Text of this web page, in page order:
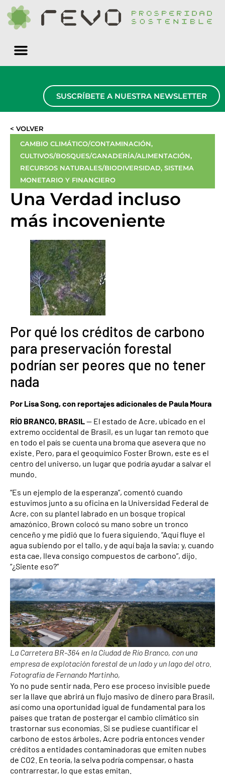
SUSCRÍBETE A NUESTRA NEWSLETTER
< VOLVER
CAMBIO CLIMÁTICO/CONTAMINACIÓN,
CULTIVOS/BOSQUES/GANADERÍA/ALIMENTACIÓN,
RECURSOS NATURALES/BIODIVERSIDAD, SISTEMA
MONETARIO Y FINANCIERO
Una Verdad incluso
más incoveniente
Por qué los créditos de carbono
para preservación forestal
podrían ser peores que no tener
nada
Por Lisa Song, con reportajes adicionales de Paula Moura
RÍO BRANCO, BRASIL— El estado de Acre, ubicado en el
extremo occidental de Brasil, es un lugar tan remoto que
en todo el país se cuenta una broma que asevera que no
existe. Pero, para el geoquímico Foster Brown, este es el
centro del universo, un lugar que podría ayudar a salvar el
mundo.
“Es un ejemplo de la esperanza”, comentó cuando
estuvimos junto a su oficina en la Universidad Federal de
Acre, con su plantel labrado en un bosque tropical
amazónico. Brown colocó su mano sobre un tronco
cenceño y me pidió que lo fuera siguiendo. “Aquí fluye el
agua subiendo por el tallo, y de aquí baja la savia; y, cuando
esta cae, lleva consigo compuestos de carbono”, dijo.
“¿Siente eso?”
La Carretera BR-364 en la Ciudad de Río Branco, con una
empresa de explotación forestal de un lado y un lago del otro.
Fotografía de Fernando Martinho,
Yo no pude sentir nada. Pero ese proceso invisible puede
ser la llave que abrirá un flujo masivo de dinero para Brasil,
así como una oportunidad igual de fundamental para los
países que tratan de postergar el cambio climático sin
trastornar sus economías. Si se pudiese cuantificar el
carbono de estos árboles, Acre podría entonces vender
créditos a entidades contaminadoras que emiten nubes
de CO2. En teoría, la selva podría compensar, o hasta
contrarrestar, lo que estas emitan.